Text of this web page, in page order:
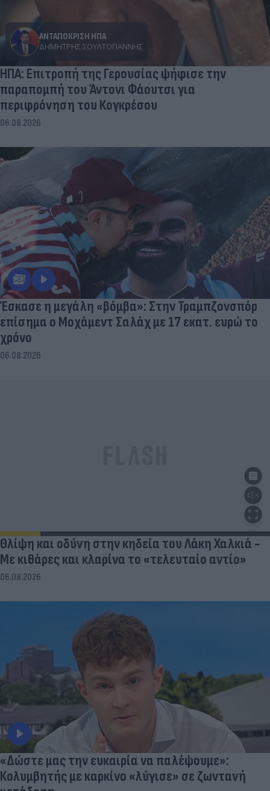
ΑΝΤΑΠΟΚΡΙΣΗ ΗΠΑ
ΔΗΜΉΤΡΗΣ ΣΟΥΛΤΟΓΙΆΝΝΗΣ
ΗΠΑ: Επιτροπή της Γερουσίας ψήφισε την
παραπομπή του Άντονι Φάουτσι για
περιφρόνηση του Κογκρέσου
06.08.2026
Έσκασε η μεγάλη «βόμβα»: Στην Τραμπζονσπόρ
επίσημα ο Μοχάμεντ Σαλάχ με 17 εκατ. ευρώ το
χρόνο
06.08.2026
Θλίψη και οδύνη στην κηδεία του Λάκη Χαλκιά -
Με κιθάρες και κλαρίνα το «τελευταίο αντίο»
06.08.2026
«Δώστε μας την ευκαιρία να παλέψουμε»:
Κολυμβητής με καρκίνο «λύγισε» σε ζωντανή